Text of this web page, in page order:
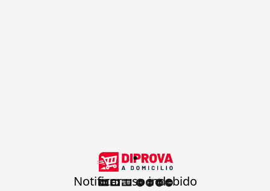
.
Notificar uso indebido